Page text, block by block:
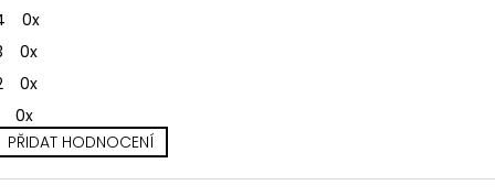
0x
0x
0x
0x
PŘIDAT HODNOCENÍ
OBOJEK S KYTIČKAMI WHITE
OBOJEK DOTS